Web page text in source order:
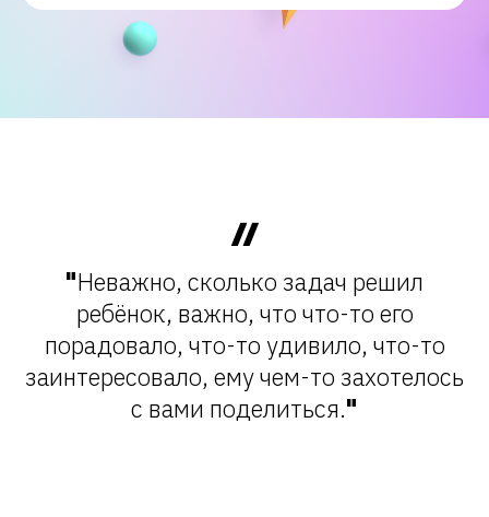
"Неважно, сколько задач решил
ребёнок, важно, что что-то его
порадовало, что-то удивило, что-то
заинтересовало, ему чем-то захотелось
с вами поделиться."